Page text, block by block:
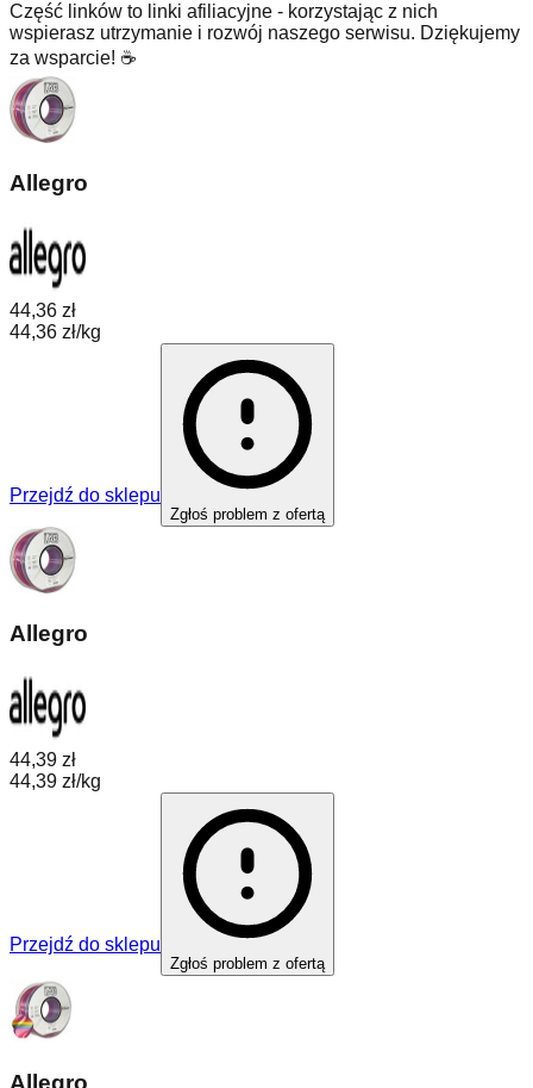
Część linków to linki afiliacyjne - korzystając z nich
wspierasz utrzymanie i rozwój naszego serwisu. Dziękujemy
za wsparcie! ☕
Allegro
44,36 zł
44,36 zł/kg
Przejdź do sklepu
Zgłoś problem z ofertą
Allegro
44,39 zł
44,39 zł/kg
Przejdź do sklepu
Zgłoś problem z ofertą
Allegro